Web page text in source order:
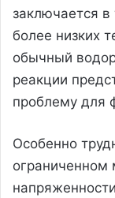
заключается
более низких
обычный
реакции
проблему для
Особенно
ограниченном